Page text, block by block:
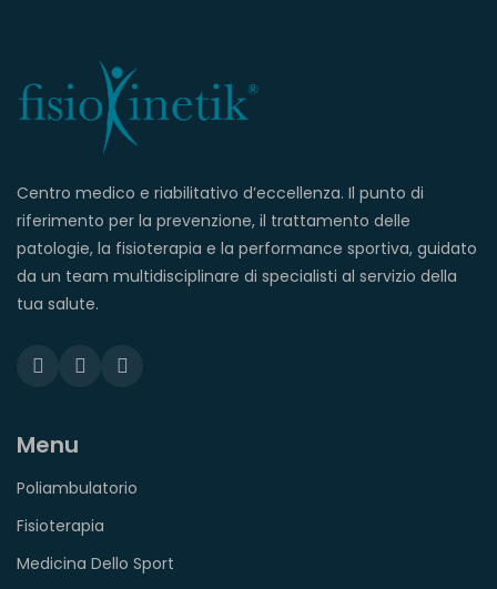
Centro medico e riabilitativo d’eccellenza. Il punto di
riferimento per la prevenzione, il trattamento delle
patologie, la fisioterapia e la performance sportiva, guidato
da un team multidisciplinare di specialisti al servizio della
tua salute.
Menu
Poliambulatorio
Fisioterapia
Medicina Dello Sport